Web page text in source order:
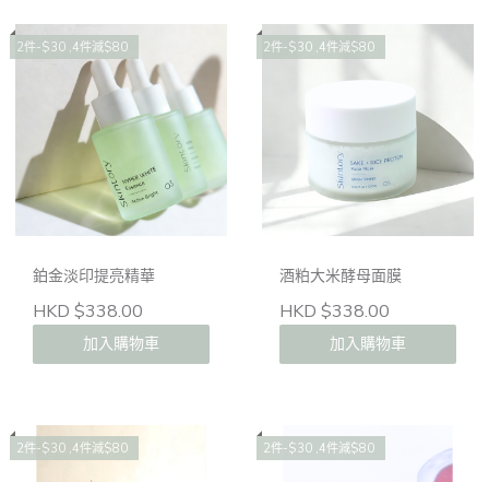
2件-$30 ,4件減$80
鉑金淡印提亮精華
HKD $338.00
加入購物車
2件-$30 ,4件減$80
酒粕大米酵母面膜
HKD $338.00
加入購物車
2件-$30 ,4件減$80 2件-$30 ,4件減$80